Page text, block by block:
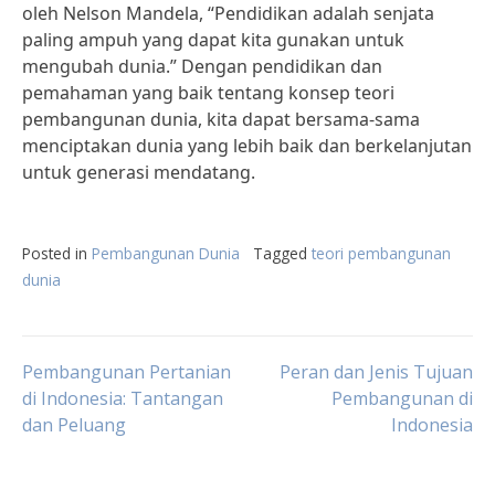
oleh Nelson Mandela, “Pendidikan adalah senjata
paling ampuh yang dapat kita gunakan untuk
mengubah dunia.” Dengan pendidikan dan
pemahaman yang baik tentang konsep teori
pembangunan dunia, kita dapat bersama-sama
menciptakan dunia yang lebih baik dan berkelanjutan
untuk generasi mendatang.
Posted in Pembangunan Dunia Tagged teori pembangunan
dunia
Post
navigation
Pembangunan Pertanian
di Indonesia: Tantangan
dan Peluang
Peran dan Jenis Tujuan
Pembangunan di
Indonesia